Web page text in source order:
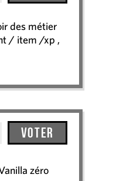
des métier
/ item /xp ,
Voter
zéro